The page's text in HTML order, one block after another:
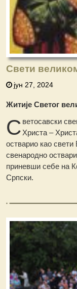
Свети
јун 27, 2024
Житије Светог
С ветосавски
Христа –
остварио као
свенародно
приневши себе на
Српски.